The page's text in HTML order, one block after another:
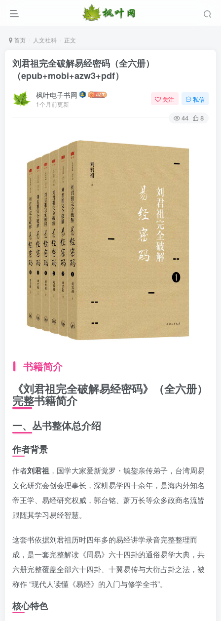
首页 人文社科 正文
刘君祖完全破解易经密码（全六册）
（epub+mobi+azw3+pdf）
枫叶电子书网
1个月前更新
关注 私信
44 8
书籍简介
《刘君祖完全破解易经密码》（全六册）
完整书籍简介
一、丛书整体总介绍
作者背景
作者刘君祖 ，国学大家爱新觉罗・毓鋆亲传弟子，台湾周易
文化研究会创会理事长，深耕易学四十余年，是海内外知名
帝王学、易经研究权威，郭台铭、萧万长等众多政商名流皆
跟随其学习易经智慧。
这套书依据刘君祖历时四年多的易经讲学录音完整整理而
成，是一套完整解读《周易》六十四卦的通俗易学大典，共
六册完整覆盖全部六十四卦、十翼易传与大衍占卦之法，被
称作 “现代人读懂《易经》的入门与修学全书”。
核心特色
登录
没有账号？立即注册
用户名/手机号/邮箱
登录密码
记住登录 找回密码 免密登录